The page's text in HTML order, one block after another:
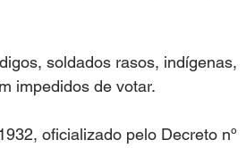
soldados rasos, indígenas,
impedidos de votar.
oficializado pelo Decreto nº